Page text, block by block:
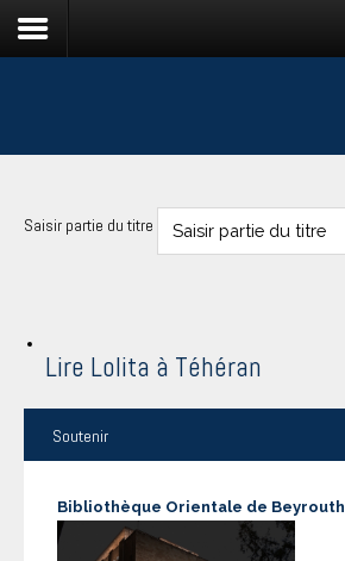
Saisir partie du titre
Lire Lolita à Téhéran
Soutenir
Bibliothèque Orientale de Beyrouth